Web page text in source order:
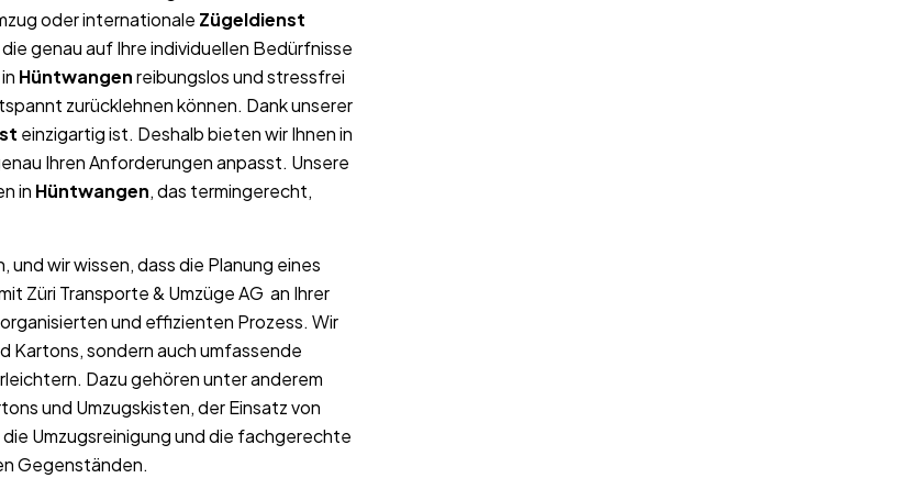
oder internationale Zügeldienst
genau auf Ihre individuellen Bedürfnisse
in Hüntwangenreibungslos und stressfrei
zurücklehnen können. Dank unserer
einzigartig ist. Deshalb bieten wir Ihnen in
Ihren Anforderungen anpasst. Unsere
in Hüntwangen, das termingerecht,
wir wissen, dass die Planung eines
Züri Transporte & Umzüge AG an Ihrer
und effizienten Prozess. Wir
Kartons, sondern auch umfassende
Dazu gehören unter anderem
und Umzugskisten, der Einsatz von
Umzugsreinigung und die fachgerechte
Gegenständen.